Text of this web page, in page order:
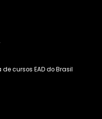
cursos EAD do Brasil